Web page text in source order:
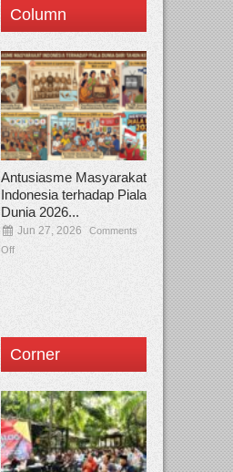
Column
Antusiasme Masyarakat
Indonesia terhadap Piala
Dunia 2026...
Jun 27, 2026
Comments
Off
Corner